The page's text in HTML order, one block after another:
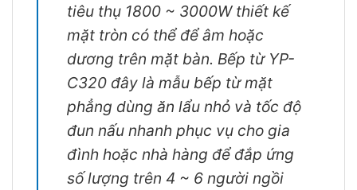
tiêu thụ 1800 ~ 3000W thiết kế
mặt tròn có thể để âm hoặc
dương trên mặt bàn. Bếp từ YP-
C320 đây là mẫu bếp từ mặt
phẳng dùng ăn lẩu nhỏ và tốc độ
đun nấu nhanh phục vụ cho gia
đình hoặc nhà hàng để đắp ứng
số lượng trên 4 ~ 6 người ngồi